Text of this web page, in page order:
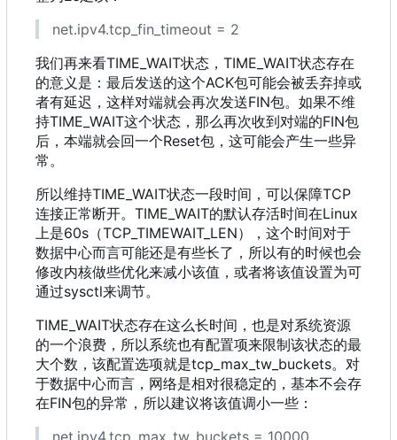
net.ipv4.tcp_fin_timeout = 2
我们再来看TIME_WAIT状态 ， TIME_WAIT状态存在
的意义是 ： 最后发送的这个ACK包可能会被丢弃掉或
者有延迟 ， 这样对端就会再次发送FIN包。如果不维
持TIME_WAIT这个状态 ， 那么再次收到对端的FIN包
后 ， 本端就会回一个Reset包 ， 这可能会产生一些异
常。
所以维持TIME_WAIT状态一段时间 ， 可以保障TCP
连接正常断开。TIME_WAIT的默认存活时间在Linux
上是60s （TCP_TIMEWAIT_LEN） ， 这个时间对于
数据中心而言可能还是有些长了 ， 所以有的时候也会
修改内核做些优化来减小该值 ， 或者将该值设置为可
通过sysctl来调节。
TIME_WAIT状态存在这么长时间 ， 也是对系统资源
的一个浪费 ， 所以系统也有配置项来限制该状态的最
大个数 ， 该配置选项就是tcp_max_tw_buckets。对
于数据中心而言 ， 网络是相对很稳定的 ， 基本不会存
在FIN包的异常 ， 所以建议将该值调小一些 ：
net.ipv4.tcp_max_tw_buckets = 10000